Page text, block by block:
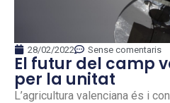
28/02/2022 Sense comentaris
El futur del camp
per la unitat
L’agricultura valenciana és i